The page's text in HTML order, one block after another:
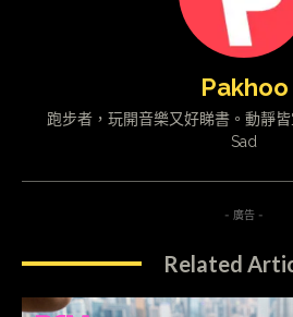
Pakhoo
跑步者，玩開音樂又好睇書。動靜皆
Sad
- 廣告 -
Related